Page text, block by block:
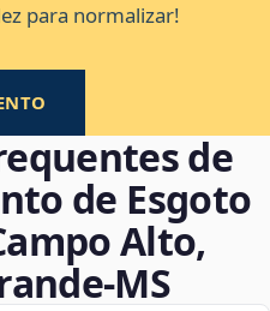
para normalizar!
de
de Esgoto
Alto,